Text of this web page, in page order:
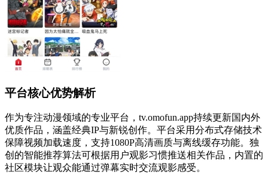
平台核心优势解析
作为专注动漫领域的专业平台，tv.omofun.app持续更新国内外
优质作品，涵盖经典IP与新锐创作。平台采用分布式存储技术
保障视频加载速度，支持1080P高清画质与离线缓存功能。独
创的智能推荐算法可根据用户观影习惯推送相关作品，内置的
社区模块让观众能通过弹幕实时交流观影感受。